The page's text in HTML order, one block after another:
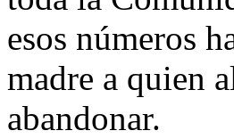
esos números
madre a quien
abandonar.